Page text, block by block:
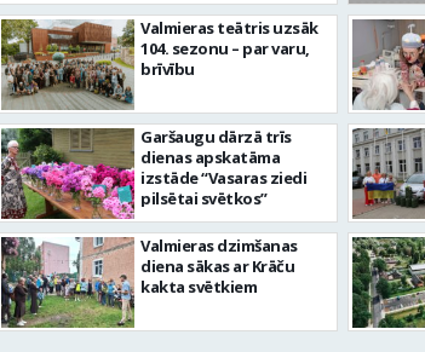
No pagaidu teātra līdz
centram – kā attīstīsies
Valmieras teātris uzsāk
104. sezonu – par varu,
brīvību
Garšaugu dārzā trīs
dienas apskatāma
izstāde “Vasaras ziedi
pilsētai svētkos”
Valmieras dzimšanas
diena sākas ar Krāču
kakta svētkiem